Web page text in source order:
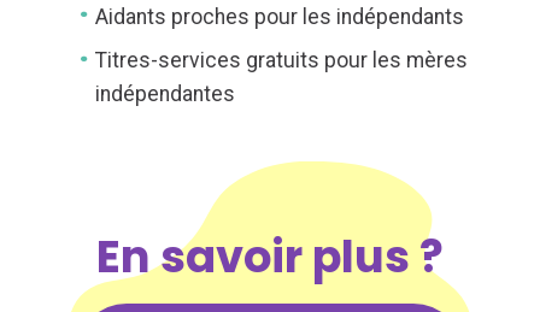
Aidants proches pour les indépendants
Titres-services gratuits pour les mères
indépendantes
En savoir plus ?